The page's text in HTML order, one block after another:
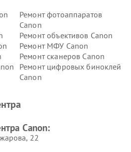
Ремонт фотоаппаратов
Canon
Ремонт объективов Canon
Ремонт МФУ Canon
Ремонт сканеров Canon
Ремонт цифровых биноклей
Canon
Canon:
22